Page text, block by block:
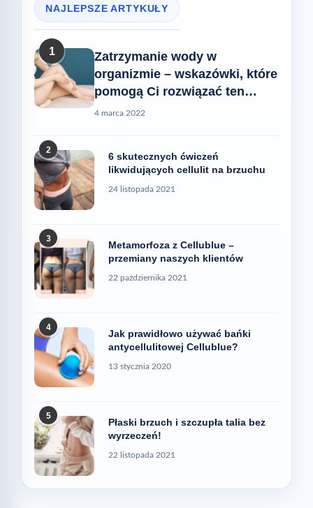
NAJLEPSZE ARTYKUŁY
1
Zatrzymanie wody w
organizmie – wskazówki, które
pomogą Ci rozwiązać ten
problem
4 marca 2022
2
6 skutecznych ćwiczeń
likwidujących cellulit na brzuchu
24 listopada 2021
3
Metamorfoza z Cellublue –
przemiany naszych klientów
22 października 2021
4
Jak prawidłowo używać bańki
antycellulitowej Cellublue?
13 stycznia 2020
5
Płaski brzuch i szczupła talia bez
wyrzeczeń!
22 listopada 2021